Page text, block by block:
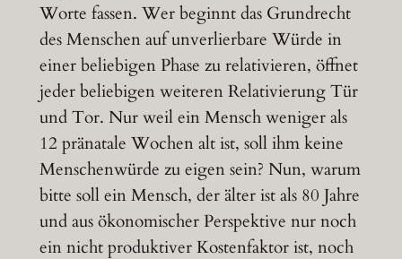
Worte fassen. Wer beginnt das Grundrecht
des Menschen auf unverlierbare Würde in
einer beliebigen Phase zu relativieren, öffnet
jeder beliebigen weiteren Relativierung Tür
und Tor. Nur weil ein Mensch weniger als
12 pränatale Wochen alt ist, soll ihm keine
Menschenwürde zu eigen sein? Nun, warum
bitte soll ein Mensch, der älter ist als 80 Jahre
und aus ökonomischer Perspektive nur noch
ein nicht produktiver Kostenfaktor ist, noch